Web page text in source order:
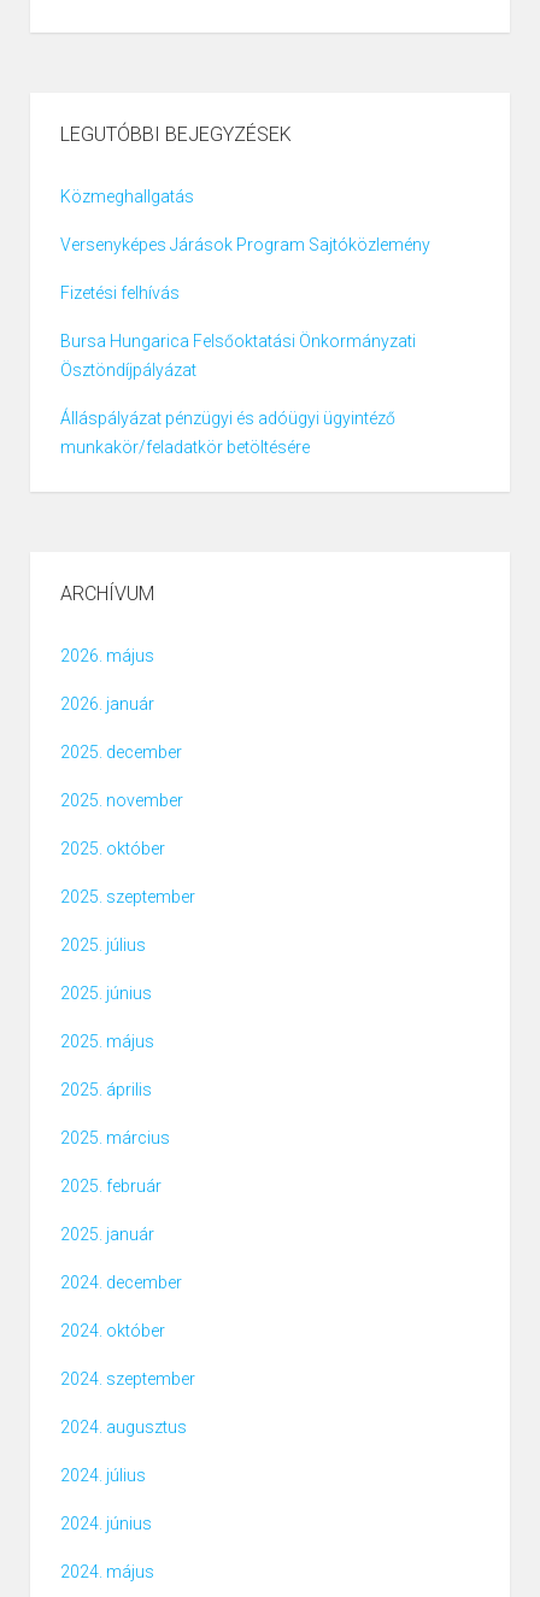
LEGUTÓBBI BEJEGYZÉSEK
Közmeghallgatás
Versenyképes Járások Program Sajtóközlemény
Fizetési felhívás
Bursa Hungarica Felsőoktatási Önkormányzati
Ösztöndíjpályázat
Álláspályázat pénzügyi és adóügyi ügyintéző
munkakör/feladatkör betöltésére
ARCHÍVUM
2026. május
2026. január
2025. december
2025. november
2025. október
2025. szeptember
2025. július
2025. június
2025. május
2025. április
2025. március
2025. február
2025. január
2024. december
2024. október
2024. szeptember
2024. augusztus
2024. július
2024. június
2024. május